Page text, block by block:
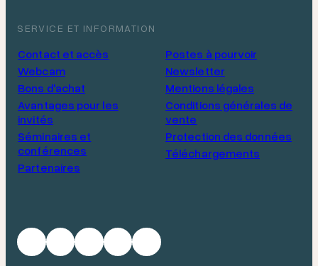
SERVICE ET INFORMATION
Contact et accès
Webcam
Bons d'achat
Avantages pour les
invités
Séminaires et
conférences
Partenaires
Postes à pourvoir
Newsletter
Mentions légales
Conditions générales de
vente
Protection des données
Téléchargements